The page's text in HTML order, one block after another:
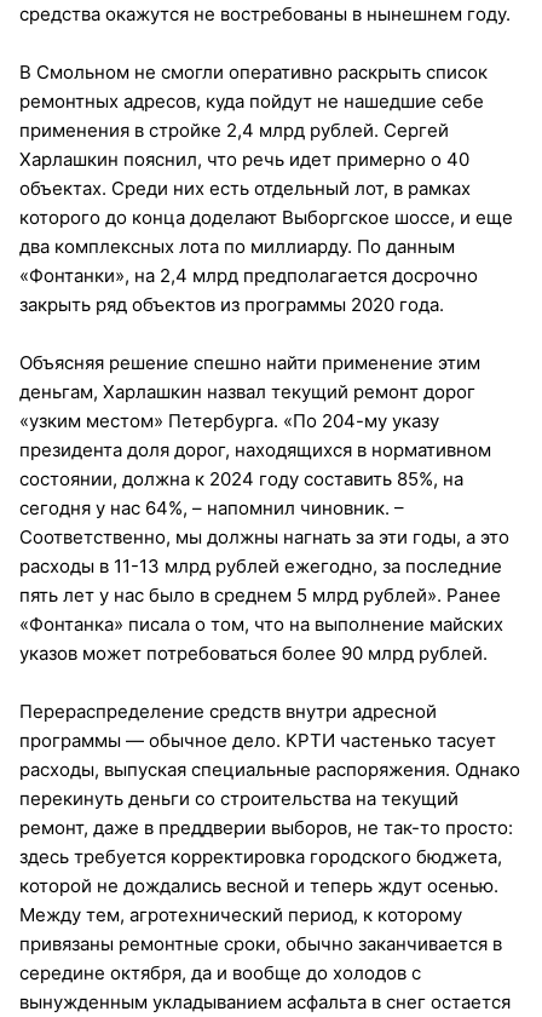
средства окажутся не востребованы в нынешнем году.
В Смольном не смогли оперативно раскрыть список
ремонтных адресов, куда пойдут не нашедшие себе
применения в стройке 2,4 млрд рублей. Сергей
Харлашкин пояснил, что речь идет примерно о 40
объектах. Среди них есть отдельный лот, в рамках
которого до конца доделают Выборгское шоссе, и еще
два комплексных лота по миллиарду. По данным
«Фонтанки», на 2,4 млрд предполагается досрочно
закрыть ряд объектов из программы 2020 года.
Объясняя решение спешно найти применение этим
деньгам, Харлашкин назвал текущий ремонт дорог
«узким местом» Петербурга. «По 204-му указу
президента доля дорог, находящихся в нормативном
состоянии, должна к 2024 году составить 85%, на
сегодня у нас 64%, – напомнил чиновник. –
Соответственно, мы должны нагнать за эти годы, а это
расходы в 11-13 млрд рублей ежегодно, за последние
пять лет у нас было в среднем 5 млрд рублей». Ранее
«Фонтанка» писала о том, что на выполнение майских
указов может потребоваться более 90 млрд рублей.
Перераспределение средств внутри адресной
программы — обычное дело. КРТИ частенько тасует
расходы, выпуская специальные распоряжения. Однако
перекинуть деньги со строительства на текущий
ремонт, даже в преддверии выборов, не так-то просто:
здесь требуется корректировка городского бюджета,
которой не дождались весной и теперь ждут осенью.
Между тем, агротехнический период, к которому
привязаны ремонтные сроки, обычно заканчивается в
середине октября, да и вообще до холодов с
вынужденным укладыванием асфальта в снег остается